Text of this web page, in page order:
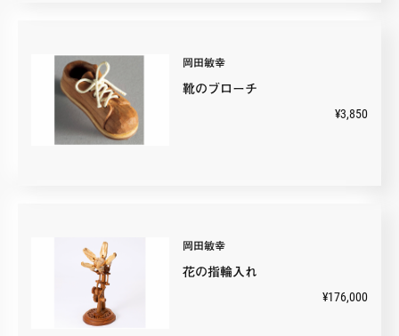
岡田敏幸
靴のブローチ
¥3,850
岡田敏幸
花の指輪入れ
¥176,000